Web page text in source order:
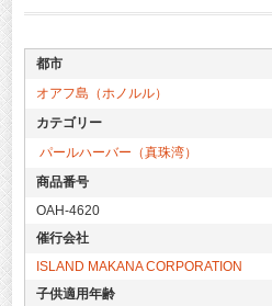
都市
オアフ島（ホノルル）
カテゴリー
パールハーバー（真珠湾）
商品番号
OAH-4620
催行会社
ISLAND MAKANA CORPORATION
子供適用年齢